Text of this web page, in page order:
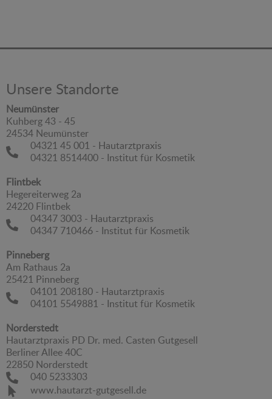
Unsere Standorte
Neumünster
Kuhberg 43 - 45
24534 Neumünster
04321 45 001 - Hautarztpraxis
04321 8514400 - Institut für Kosmetik
Flintbek
Hegereiterweg 2a
24220 Flintbek
04347 3003 - Hautarztpraxis
04347 710466 - Institut für Kosmetik
Pinneberg
Am Rathaus 2a
25421 Pinneberg
04101 208180 - Hautarztpraxis
04101 5549881 - Institut für Kosmetik
Norderstedt
Hautarztpraxis PD Dr. med. Casten Gutgesell
Berliner Allee 40C
22850 Norderstedt
040 5233303
www.hautarzt-gutgesell.de